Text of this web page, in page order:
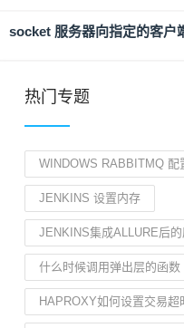
socket 服务器向指定的客户
热门专题
WINDOWS RABBITMQ 配
JENKINS 设置内存
JENKINS集成ALLURE后
什么时候调用弹出层的函数
HAPROXY如何设置交易超